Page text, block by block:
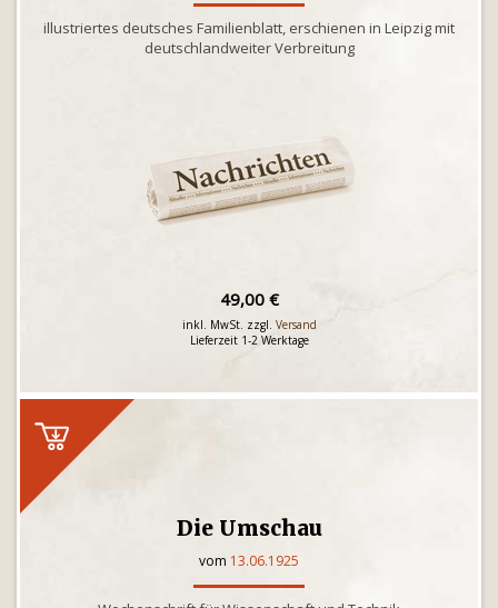
illustriertes deutsches Familienblatt, erschienen in Leipzig mit
deutschlandweiter Verbreitung
49,00 €
inkl. MwSt. zzgl. Versand
Lieferzeit 1-2 Werktage
Die Umschau
vom 13.06.1925